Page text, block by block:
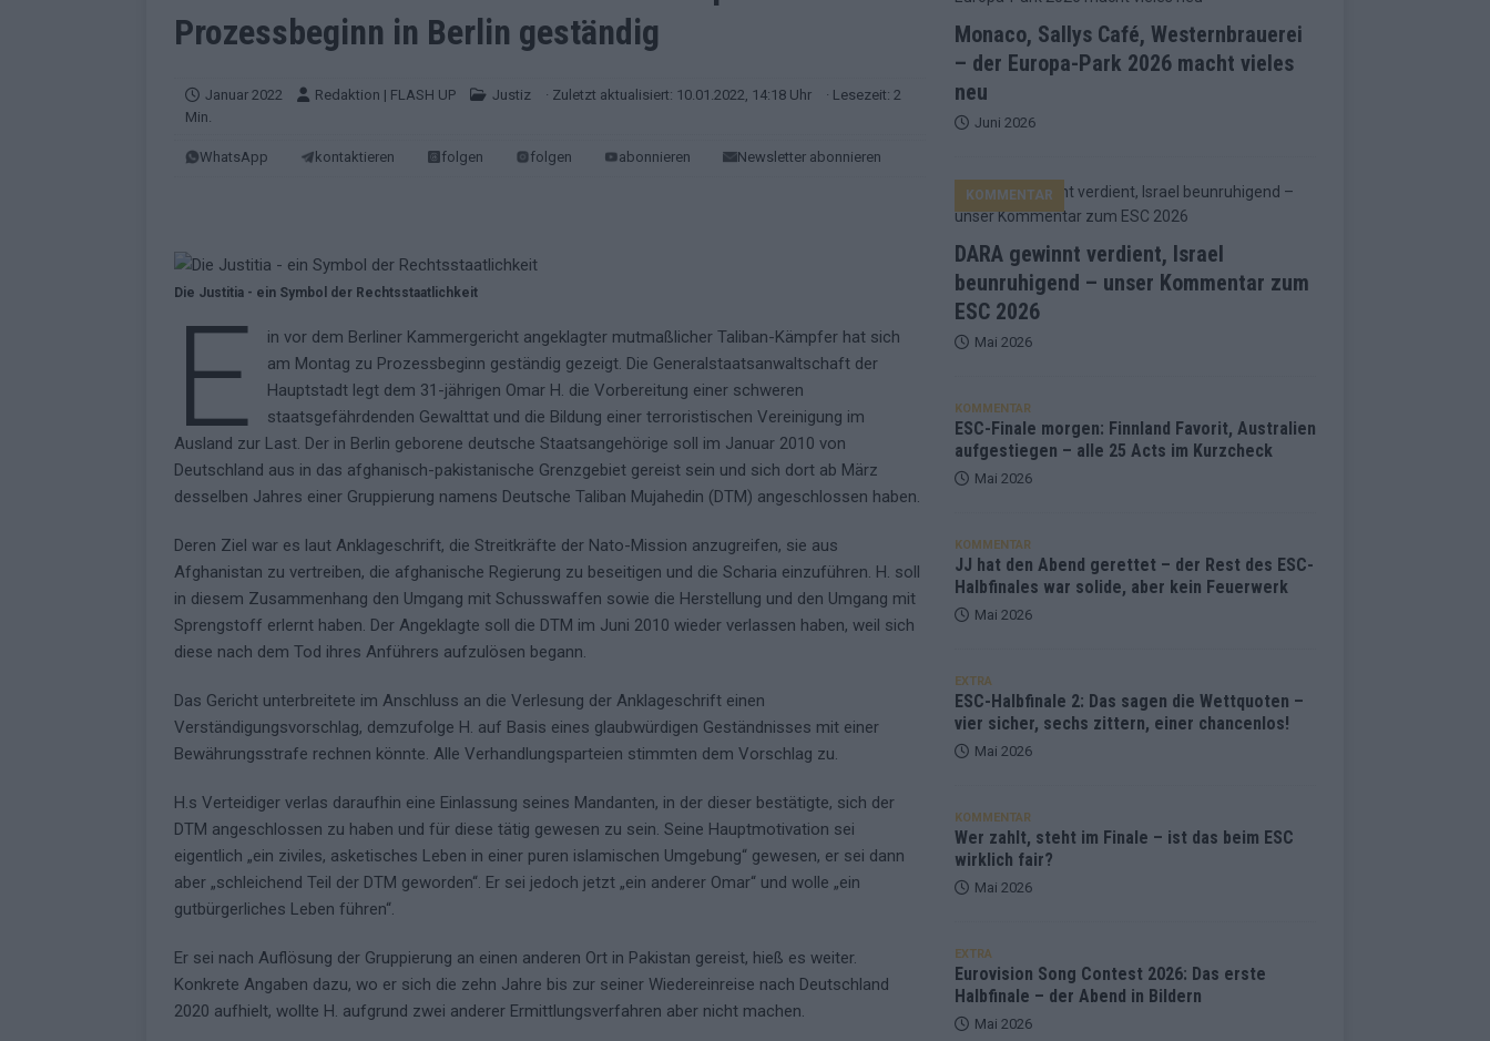
[ Mai 2026 ] ESC-Finale morgen: Finnland Favorit, Australien aufgestiegen – alle 25 Acts im Kurzcheck
KOMMENTAR
EUROVISION
KOMMENTAR
[ Juni 2026 ] Monaco, Sallys Café, Westernbrauerei – der Europa-Park 2026 macht vieles neu
[ Mai 2026 ] DARA gewinnt verdient, Israel beunruhigend – unser Kommentar zum ESC 2026
KOMMENTAR
Prozessbeginn in Berlin geständig
Januar 2022 Redaktion | FLASH UP Justiz · Zuletzt aktualisiert: 10.01.2022, 14:18 Uhr
· Lesezeit: 2
Min.
WhatsApp kontaktieren folgen folgen abonnieren Newsletter abonnieren
Die Justitia - ein Symbol der Rechtsstaatlichkeit
E
in vor dem Berliner Kammergericht angeklagter mutmaßlicher Taliban-Kämpfer hat sich
am Montag zu Prozessbeginn geständig gezeigt. Die Generalstaatsanwaltschaft der
Hauptstadt legt dem 31-jährigen Omar H. die Vorbereitung einer schweren
staatsgefährdenden Gewalttat und die Bildung einer terroristischen Vereinigung im
Ausland zur Last. Der in Berlin geborene deutsche Staatsangehörige soll im Januar 2010 von
Deutschland aus in das afghanisch-pakistanische Grenzgebiet gereist sein und sich dort ab März
desselben Jahres einer Gruppierung namens Deutsche Taliban Mujahedin (DTM) angeschlossen haben.
Deren Ziel war es laut Anklageschrift, die Streitkräfte der Nato-Mission anzugreifen, sie aus
Afghanistan zu vertreiben, die afghanische Regierung zu beseitigen und die Scharia einzuführen. H. soll
in diesem Zusammenhang den Umgang mit Schusswaffen sowie die Herstellung und den Umgang mit
Sprengstoff erlernt haben. Der Angeklagte soll die DTM im Juni 2010 wieder verlassen haben, weil sich
diese nach dem Tod ihres Anführers aufzulösen begann.
Das Gericht unterbreitete im Anschluss an die Verlesung der Anklageschrift einen
Verständigungsvorschlag, demzufolge H. auf Basis eines glaubwürdigen Geständnisses mit einer
Bewährungsstrafe rechnen könnte. Alle Verhandlungsparteien stimmten dem Vorschlag zu.
H.s Verteidiger verlas daraufhin eine Einlassung seines Mandanten, in der dieser bestätigte, sich der
DTM angeschlossen zu haben und für diese tätig gewesen zu sein. Seine Hauptmotivation sei
eigentlich „ein ziviles, asketisches Leben in einer puren islamischen Umgebung“ gewesen, er sei dann
aber „schleichend Teil der DTM geworden“. Er sei jedoch jetzt „ein anderer Omar“ und wolle „ein
gutbürgerliches Leben führen“.
Er sei nach Auflösung der Gruppierung an einen anderen Ort in Pakistan gereist, hieß es weiter.
Konkrete Angaben dazu, wo er sich die zehn Jahre bis zur seiner Wiedereinreise nach Deutschland
2020 aufhielt, wollte H. aufgrund zwei anderer Ermittlungsverfahren aber nicht machen.
Monaco, Sallys Café, Westernbrauerei
– der Europa-Park 2026 macht vieles
neu
Juni 2026
DARA gewinnt verdient, Israel
beunruhigend – unser Kommentar zum
ESC 2026
KOMMENTAR
Mai 2026
KOMMENTAR
ESC-Finale morgen: Finnland Favorit, Australien
aufgestiegen – alle 25 Acts im Kurzcheck
Mai 2026
KOMMENTAR
JJ hat den Abend gerettet – der Rest des ESC-
Halbfinales war solide, aber kein Feuerwerk
Mai 2026
EXTRA
ESC-Halbfinale 2: Das sagen die Wettquoten –
vier sicher, sechs zittern, einer chancenlos!
Mai 2026
KOMMENTAR
Wer zahlt, steht im Finale – ist das beim ESC
wirklich fair?
Mai 2026
EXTRA
Eurovision Song Contest 2026: Das erste
Halbfinale – der Abend in Bildern
Mai 2026